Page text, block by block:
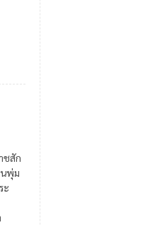
ชสัก
นพุ่ม
ะ